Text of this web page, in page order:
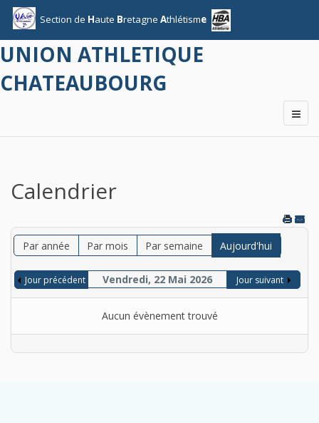
Section de Haute Bretagne Athlétisme
UNION ATHLETIQUE
CHATEAUBOURG
Calendrier
Par année Par mois Par semaine Aujourd'hui
Jour précédent Vendredi, 22 Mai 2026 Jour suivant
Aucun évènement trouvé